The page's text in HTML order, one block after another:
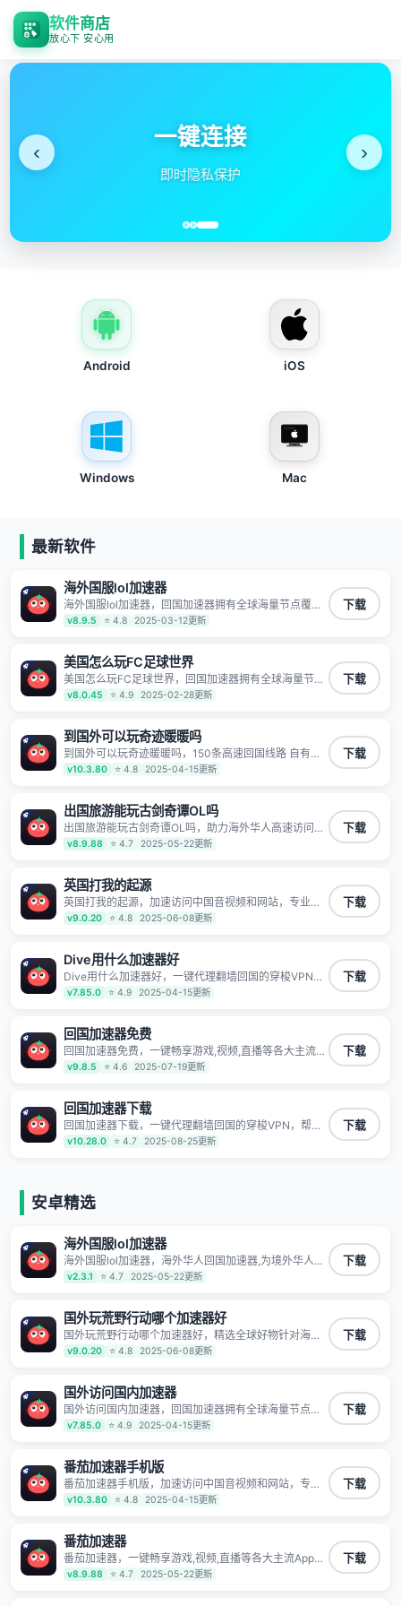
软件商店
放心下 安心用
一键连接
即时隐私保护
‹ ›
Android iOS
Windows Mac
最新软件
海外国服lol加速器
海外国服lol加速器，回国加速器拥有全球海量节点覆
盖，运营商专线不卡顿超稳定，专为海外华人和留学生
打造，帮助海外华人免除地域限制，随时高速稳定低延
v8.9.5 ⭐ 4.8 2025-03-12更新
下载
美国怎么玩FC足球世界
美国怎么玩FC足球世界，回国加速器拥有全球海量节点
覆盖，运营商专线不卡顿超稳定，专为海外华人和留学
生打造，帮助海外华人免除地域限制，随时高速稳定低
v8.0.45 ⭐ 4.9 2025-02-28更新
下载
到国外可以玩奇迹暖暖吗
到国外可以玩奇迹暖暖吗，150条高速回国线路 自有高
速中转节点 无需注册 一键连接 提供高速线路 应用内直
达视频音乐app,快人一步 应用模式 App互不干扰 不间断
不泄露 阻止第三方对数据进行窃取和监听
v10.3.80 ⭐ 4.8 2025-04-15更新
下载
出国旅游能玩古剑奇谭OL吗
出国旅游能玩古剑奇谭OL吗，助力海外华人高速访问国
内网络，快速开启国内各直播平台,解决国内视频、音乐
卡顿问题；更能加速海量国服游戏，超低延迟稳定不掉
v8.9.88 ⭐ 4.7 2025-05-22更新
下载
英国打我的起源
英国打我的起源，加速访问中国音视频和网站，专业回
国加速器，帮你加速访问优酷、bilibili、腾讯视频、爱奇
艺等，加速国服游戏，例如原神、阴阳师、和平精英、
方舟、战双帕弥什、sky光·遇、另一个伊甸园等国内各
种服务,回国加速器致力于帮助海外华人和留学生、港澳
台地区用户提供最好的回国游戏和音乐视频加速服务，
可以在海外或港澳台地区流畅加速国服游戏和音视频服
加速访问优酷、爱奇艺、腾讯视频、B站、芒果TV、西
瓜视频、QQ音乐、网易云音乐、酷狗音乐、YY等主流
网站应用解除限制，带你穿梭加速回国。目前已有上百
万用户，用户整体好评95%以上，一对一在线客服支
持，保障你的使用体验。
v9.0.20 ⭐ 4.8 2025-06-08更新
下载
Dive用什么加速器好
Dive用什么加速器好，一键代理翻墙回国的穿梭VPN，
帮助海外华人留学生及港澳台地区用户破除地区版权限
制问题，一键降低游戏延迟，加速访问中国网站、游戏
v7.85.0 ⭐ 4.9 2025-04-15更新
下载
回国加速器免费
回国加速器免费，一键畅享游戏,视频,直播等各大主流
App应用,视频加载极速不卡顿。人在海外听歌,玩国服游
戏 简单易用。
v9.8.5 ⭐ 4.6 2025-07-19更新
下载
回国加速器下载
回国加速器下载，一键代理翻墙回国的穿梭VPN，帮助
海外华人留学生及港澳台地区用户破除地区版权限制问
题，一键降低游戏延迟，加速访问中国网站、游戏及应
v10.28.0 ⭐ 4.7 2025-08-25更新
下载
安卓精选
海外国服lol加速器
海外国服lol加速器，海外华人回国加速器,为境外华人解
决海外怎么听歌?海外怎么看剧?海外怎么玩游戏不卡等
境外难题,全球回国稳定国内节点,专业、流畅加速让海外
v2.3.1 ⭐ 4.7 2025-05-22更新
下载
国外玩荒野行动哪个加速器好
国外玩荒野行动哪个加速器好，精选全球好物针对海外
华人、留学生和海外出差用户打造的一款高质量专属回
国加速器,只要身处海外即可一键加速畅享国内网络:追剧
股等多场景的应用及网络加速
v9.0.20 ⭐ 4.8 2025-06-08更新
下载
国外访问国内加速器
国外访问国内加速器，回国加速器拥有全球海量节点覆
盖，运营商专线不卡顿超稳定，专为海外华人和留学生
打造，帮助海外华人免除地域限制，随时高速稳定低延
v7.85.0 ⭐ 4.9 2025-04-15更新
下载
番茄加速器手机版
番茄加速器手机版，加速访问中国音视频和网站，专业
回国加速器，帮你加速访问优酷、bilibili、腾讯视频、爱
奇艺等，加速国服游戏，例如原神、阴阳师、和平精
明日方舟、战双帕弥什、sky光·遇、另一个伊甸园等国
内各种服务,回国加速器致力于帮助海外华人和留学生、
港澳台地区用户提供最好的回国游戏和音乐视频加速服
务，可以在海外或港澳台地区流畅加速国服游戏和音视
v10.3.80 ⭐ 4.8 2025-04-15更新
下载
番茄加速器
番茄加速器，一键畅享游戏,视频,直播等各大主流App应
用,视频加载极速不卡顿。人在海外听歌,玩国服游戏 简
单易用。
v8.9.88 ⭐ 4.7 2025-05-22更新
下载